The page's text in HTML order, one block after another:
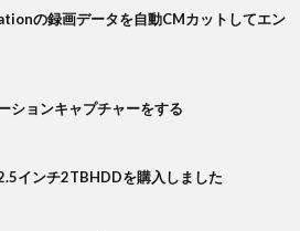
の録画データを自動CMカットしてエン
ョンキャプチャーをする
インチ2TBHDDを購入しました